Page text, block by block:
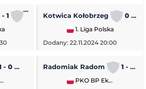
- 1 Stal Rzeszów
Kotwica Kołobrzeg 0 - 5
1. Liga Polska
Dodany: 22.11.2024 20:00
- 0 Piast Gliwice
Radomiak Radom 1 - 2
PKO BP Ekstraklasa